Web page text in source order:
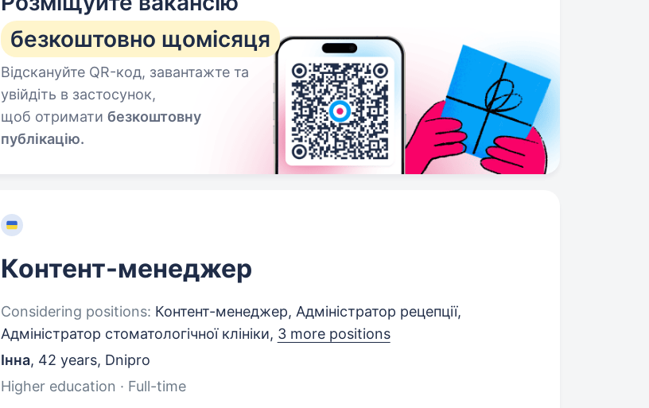
безкоштовно щомісяця
Відскануйте QR-код, завантажте та
увійдіть в застосунок,
щоб отримати безкоштовну
публікацію.
Контент-менеджер
Considering positions: Контент-менеджер, Адміністратор рецепції,
Адміністратор стоматологічної клініки, 3 more positions
Інна, 42 years, Dnipro
Higher education · Full-time